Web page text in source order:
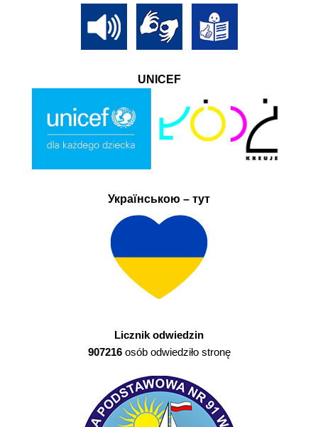
UNICEF
Українською – тут
Licznik odwiedzin
907216osób odwiedziło stronę